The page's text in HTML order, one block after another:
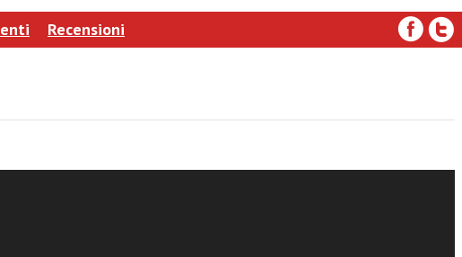
Recensioni